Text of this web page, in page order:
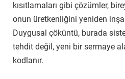
kısıtlamaları gibi çözümler,
onun üretkenliğini yeniden
Duygusal çöküntü, burada
tehdit değil, yeni bir sermaye
kodlanır.